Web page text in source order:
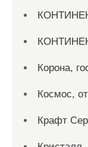
Корона,
Космос,
Крафт